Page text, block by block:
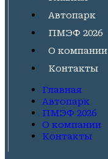
Автопарк
ПМЭФ 2026
О компании
Контакты
Главная
Автопарк
ПМЭФ 2026
О компании
Контакты